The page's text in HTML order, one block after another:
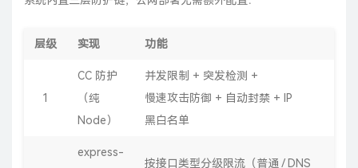
层级 实现 功能
1
CC 防护
（纯
Node）
并发限制 + 突发检测 +
慢速攻击防御 + 自动封禁 + IP
黑白名单
express-
按接口类型分级限流（普通 / DNS